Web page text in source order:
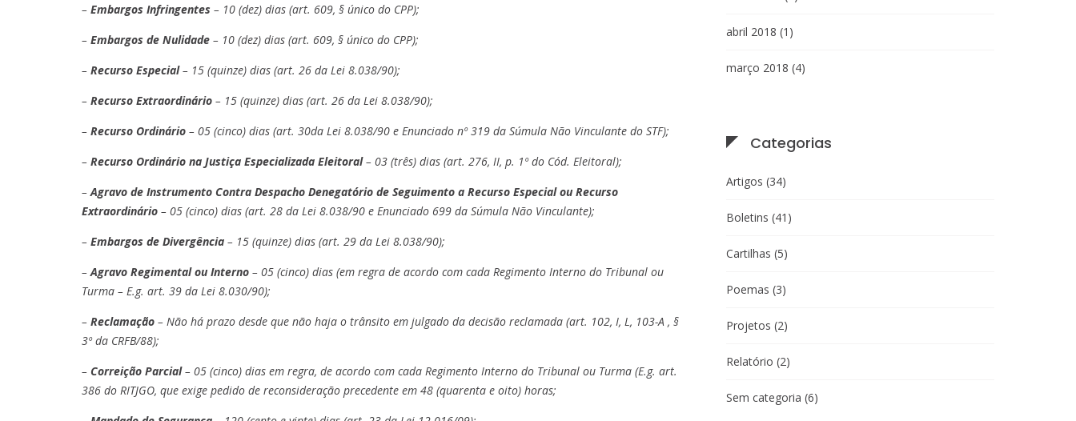
– Embargos Infringentes – 10 (dez) dias (art. 609, § único do CPP);
– Embargos de Nulidade – 10 (dez) dias (art. 609, § único do CPP);
– Recurso Especial– 15 (quinze) dias (art. 26 da Lei 8.038/90);
– Recurso Extraordinário – 15 (quinze) dias (art. 26 da Lei 8.038/90);
– Recurso Ordinário – 05 (cinco) dias (art. 30da Lei 8.038/90 e Enunciado nº 319 da Súmula Não Vinculante do STF);
– Recurso Ordinário na Justiça Especializada Eleitoral– 03 (três) dias (art. 276, II, p. 1º do Cód. Eleitoral);
–Agravo de Instrumento Contra Despacho Denegatório de Seguimento a Recurso Especial ou Recurso
Extraordinário – 05 (cinco) dias (art. 28 da Lei 8.038/90 e Enunciado 699 da Súmula Não Vinculante);
– Embargos de Divergência – 15 (quinze) dias (art. 29 da Lei 8.038/90);
–Agravo Regimental ou Interno – 05 (cinco) dias (em regra de acordo com cada Regimento Interno do Tribunal ou
Turma – E.g. art. 39 da Lei 8.030/90);
– Reclamação – Não há prazo desde que não haja o trânsito em julgado da decisão reclamada (art. 102, I, L, 103-A , §
3º da CRFB/88);
– Correição Parcial– 05 (cinco) dias em regra, de acordo com cada Regimento Interno do Tribunal ou Turma (E.g. art.
386 do RITJGO, que exige pedido de reconsideração precedente em 48 (quarenta e oito) horas;
abril 2018 (1)
março 2018 (4)
Categorias
Artigos (34)
Boletins (41)
Cartilhas (5)
Poemas (3)
Projetos (2)
Relatório (2)
Sem categoria (6)